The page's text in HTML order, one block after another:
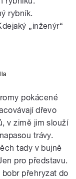
rybník.
„inženýr“
pokácené
dřevo
v zimě jim slouží
trávy.
tady v bujně
pro představu.
přehryzat do